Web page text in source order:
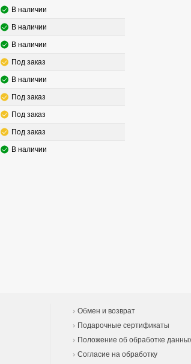
В наличии
В наличии
В наличии
Под заказ
В наличии
Под заказ
Под заказ
Под заказ
В наличии
Обмен и возврат
Подарочные сертификаты
Положение об обработке
Согласие на обработку